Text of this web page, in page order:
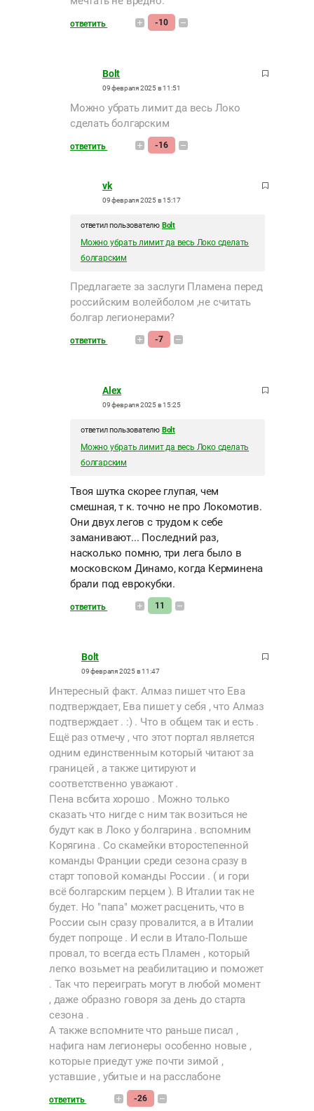
ответить -10
Bolt
09 февраля 2025 в 11:51
Можно убрать лимит да весь Локо
сделать болгарским
ответить -16
vk
09 февраля 2025 в 15:17
ответил пользователю Bolt
Можно убрать лимит да весь Локо сделать
болгарским
Предлагаете за заслуги Пламена перед
российским волейболом ,не считать
болгар легионерами?
ответить -7
Alex
09 февраля 2025 в 15:25
ответил пользователю Bolt
Можно убрать лимит да весь Локо сделать
болгарским
Твоя шутка скорее глупая, чем
смешная, т к. точно не про Локомотив.
Они двух легов с трудом к себе
заманивают... Последний раз,
насколько помню, три лега было в
московском Динамо, когда Керминена
брали под еврокубки.
ответить 11
Bolt
09 февраля 2025 в 11:47
Интересный факт. Алмаз пишет что Ева
подтверждает, Ева пишет у себя , что Алмаз
подтверждает . :) . Что в общем так и есть .
Ещё раз отмечу , что этот портал является
одним единственным который читают за
границей , а также цитируют и
соответственно уважают .
Пена всбита хорошо . Можно только
сказать что нигде с ним так возиться не
будут как в Локо у болгарина . вспомним
Корягина . Со скамейки второстепенной
команды Франции среди сезона сразу в
старт топовой команды России . ( и гори
всё болгарским перцем ). В Италии так не
будет. Но "папа" может расценить, что в
России сын сразу провалится, а в Италии
будет попроще . И если в Итало-Польше
провал, то всегда есть Пламен , который
легко возьмет на реабилитацию и поможет
. Так что переиграть могут в любой момент
, даже образно говоря за день до старта
сезона .
А также вспомните что раньше писал ,
нафига нам легионеры особенно новые ,
которые приедут уже почти зимой ,
уставшие , убитые и на расслабоне
ответить -26